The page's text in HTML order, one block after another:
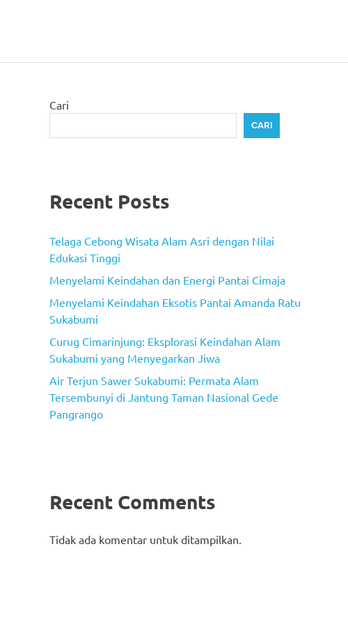
Cari
CARI
Recent Posts
Telaga Cebong Wisata Alam Asri dengan Nilai
Edukasi Tinggi
Menyelami Keindahan dan Energi Pantai Cimaja
Menyelami Keindahan Eksotis Pantai Amanda Ratu
Sukabumi
Curug Cimarinjung: Eksplorasi Keindahan Alam
Sukabumi yang Menyegarkan Jiwa
Air Terjun Sawer Sukabumi: Permata Alam
Tersembunyi di Jantung Taman Nasional Gede
Pangrango
Recent Comments
Tidak ada komentar untuk ditampilkan.